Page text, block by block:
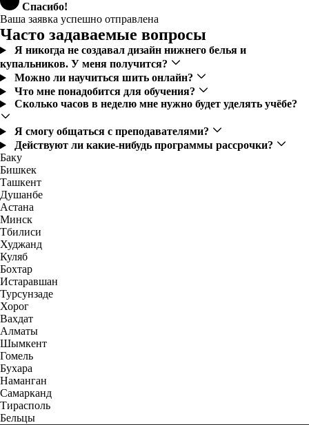
Спасибо!
Ваша заявка успешно отправлена
Часто задаваемые вопросы
Я никогда не создавал дизайн нижнего белья и
купальников. У меня получится?
Можно ли научиться шить онлайн?
Что мне понадобится для обучения?
Сколько часов в неделю мне нужно будет уделять учёбе?
Я смогу общаться с преподавателями?
Действуют ли какие-нибудь программы рассрочки?
Баку
Бишкек
Ташкент
Душанбе
Астана
Минск
Тбилиси
Худжанд
Куляб
Бохтар
Истаравшан
Турсунзаде
Хорог
Вахдат
Алматы
Шымкент
Гомель
Бухара
Наманган
Самарканд
Тирасполь
Бельцы